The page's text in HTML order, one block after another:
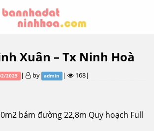
Xuân – Tx Ninh Hoà
2025 | by admin | 168|
bám đường 22,8m Quy hoạch Full